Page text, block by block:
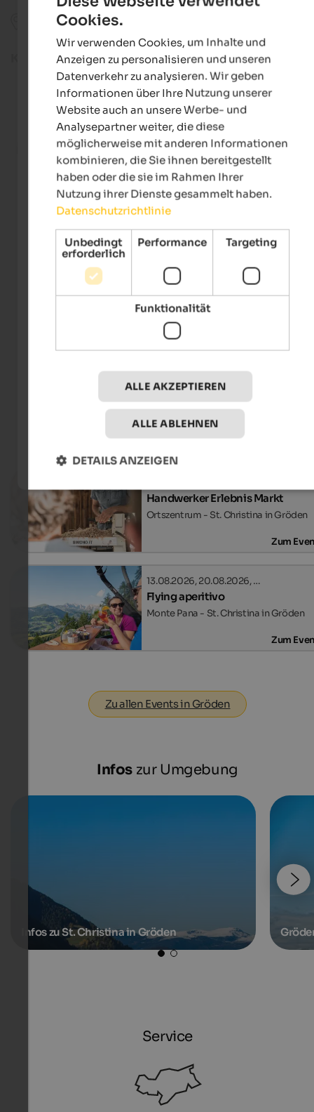
Auf Karte anzeigen
Kategorie
Gastronomie
Handwerk
Markt
Musik
DOLOMITES Val Gardena / Gröden - Andreas
Eventsin Gröden
Handwerker Erlebnis Markt
Ortszentrum - St. Christina in Gröden
Zum
13.08.2026, 20.08.2026, …
Flying aperitivo
Monte Pana - St. Christina in Gröden
Zum
Zu allen Events in Gröden
Infos zur Umgebung
Infos zu St. Christina in Gröden
Service
GERMAN
Cookies.
Wir verwenden Cookies, um Inhalte und
Anzeigen zu personalisieren und unseren
Datenverkehr zu analysieren. Wir geben
Informationen über Ihre Nutzung unserer
Website auch an unsere Werbe- und
Analysepartner weiter, die diese
möglicherweise mit anderen Informationen
kombinieren, die Sie ihnen bereitgestellt
haben oder die sie im Rahmen Ihrer
Nutzung ihrer Dienste gesammelt haben.
Datenschutzrichtlinie
Unbedingt
erforderlich
Performance Targeting
Funktionalität
ALLE AKZEPTIEREN
ALLE ABLEHNEN
DETAILS ANZEIGEN